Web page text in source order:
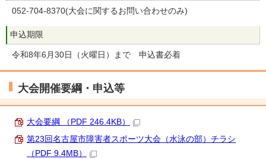
052-704-8370(大会に関するお問い合わせのみ)
申込期限
令和8年6月30日（火曜日）まで 申込書必着
大会開催要綱・申込等
大会要綱 （PDF 246.4KB）
第23回名古屋市障害者スポーツ大会（水泳の部）チラシ
（PDF 9.4MB）